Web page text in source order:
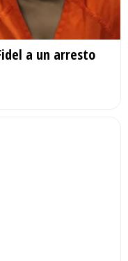
a un arresto